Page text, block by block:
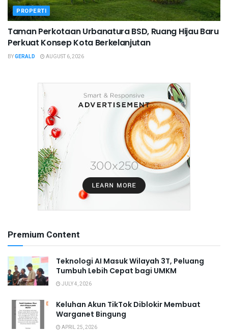
PROPERTI
Taman Perkotaan Urbanatura BSD, Ruang Hijau Baru
Perkuat Konsep Kota Berkelanjutan
BYGERALD AUGUST 6, 2026
Premium Content
Teknologi AI Masuk Wilayah 3T, Peluang
Tumbuh Lebih Cepat bagi UMKM
JULY 4, 2026
Keluhan Akun TikTok Diblokir Membuat
Warganet Bingung
APRIL 25, 2026